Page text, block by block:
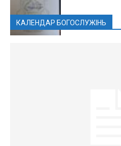
КАЛЕНДАР БОГОСЛУЖІНЬ